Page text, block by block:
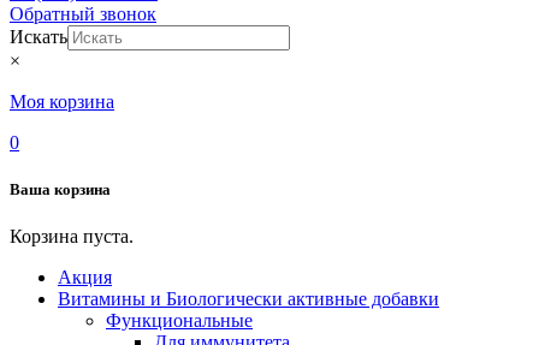
Обратный звонок
Искать
×
Моя корзина
0
Ваша корзина
Корзина пуста.
Акция
Витамины и Биологически активные добавки
Функциональные